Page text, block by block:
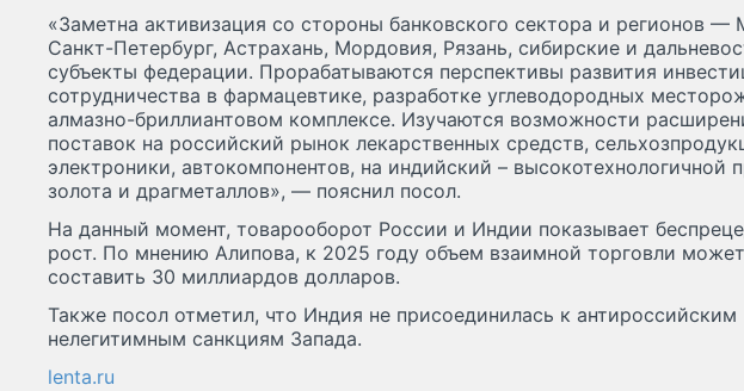
«Заметна активизация со стороны банковского сектора и регионов —
Санкт-Петербург, Астрахань, Мордовия, Рязань, сибирские и
субъекты федерации. Прорабатываются перспективы развития
сотрудничества в фармацевтике, разработке углеводородных
алмазно-бриллиантовом комплексе. Изучаются возможности
поставок на российский рынок лекарственных средств,
электроники, автокомпонентов, на индийский – высокотехнологичной
золота и драгметаллов», — пояснил посол.
На данный момент, товарооборот России и Индии показывает
рост. По мнению Алипова, к 2025 году объем взаимной торговли может
составить 30 миллиардов долларов.
Также посол отметил, что Индия не присоединилась к антироссийским
нелегитимным санкциям Запада.
lenta.ru